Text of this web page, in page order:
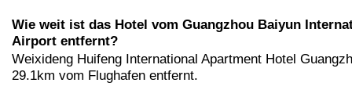
Wie weit ist das Hotel vom Guangzhou Baiyun
Airport entfernt?
Weixideng Huifeng International Apartment Hotel
29.1km vom Flughafen entfernt.